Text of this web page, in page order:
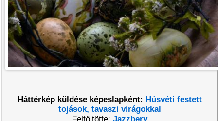
Háttérkép küldése képeslapként: Húsvéti festett
tojások, tavaszi virágokkal
Feltöltötte: Jazzbery